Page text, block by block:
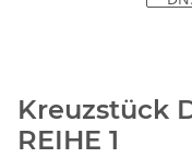
Kreuzstück
REIHE 1